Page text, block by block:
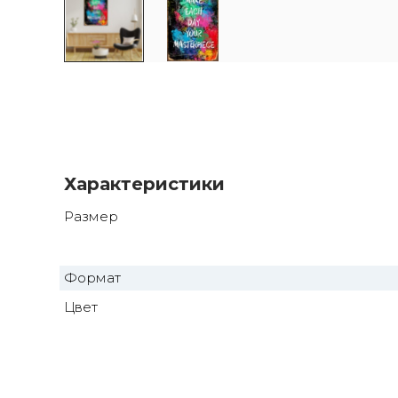
Характеристики
Размер
Формат
Цвет